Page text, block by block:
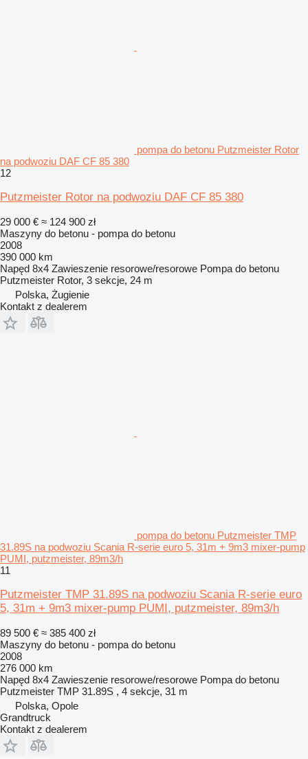
pompa do betonu Putzmeister Rotor
na podwoziu DAF CF 85 380
12
Putzmeister Rotor na podwoziu DAF CF 85 380
29 000 € ≈ 124 900 zł
Maszyny do betonu - pompa do betonu
2008
390 000 km
Napęd 8x4 Zawieszenie resorowe/resorowe Pompa do betonu
Putzmeister Rotor, 3 sekcje, 24 m
Polska, Żugienie
Kontakt z dealerem
pompa do betonu Putzmeister TMP
31.89S na podwoziu Scania R-serie euro 5, 31m + 9m3 mixer-pump
PUMI, putzmeister, 89m3/h
11
Putzmeister TMP 31.89S na podwoziu Scania R-serie euro
5, 31m + 9m3 mixer-pump PUMI, putzmeister, 89m3/h
89 500 € ≈ 385 400 zł
Maszyny do betonu - pompa do betonu
2008
276 000 km
Napęd 8x4 Zawieszenie resorowe/resorowe Pompa do betonu
Putzmeister TMP 31.89S , 4 sekcje, 31 m
Polska, Opole
Grandtruck
Kontakt z dealerem